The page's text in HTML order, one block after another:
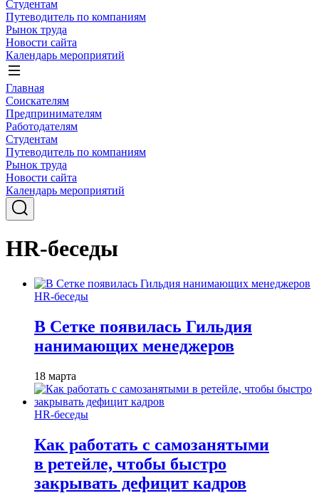
Студентам
Путеводитель по компаниям
Рынок труда
Новости сайта
Календарь мероприятий
Главная
Соискателям
Предпринимателям
Работодателям
Студентам
Путеводитель по компаниям
Рынок труда
Новости сайта
Календарь мероприятий
HR-беседы
HR-беседы
В Сетке появилась Гильдия
нанимающих менеджеров
18 марта
HR-беседы
Как работать с самозанятыми
в ретейле, чтобы быстро
закрывать дефицит кадров